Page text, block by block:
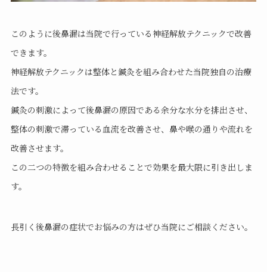
このように後鼻漏は当院で行っている神経解放テクニックで改善
できます。
神経解放テクニックは整体と鍼灸を組み合わせた当院独自の治療
法です。
鍼灸の刺激によって後鼻漏の原因である余分な水分を排出させ、
整体の刺激で滞っている血流を改善させ、鼻や喉の通りや流れを
改善させます。
この二つの特徴を組み合わせることで効果を最大限に引き出しま
す。
長引く後鼻漏の症状でお悩みの方はぜひ当院にご相談ください。